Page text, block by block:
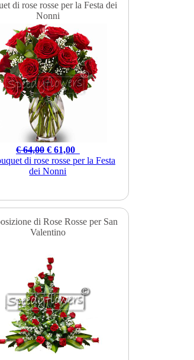
di rose rosse per la Festa dei
Nonni
€ 64,00€ 61,00
di Rose Rosse per San
Valentino